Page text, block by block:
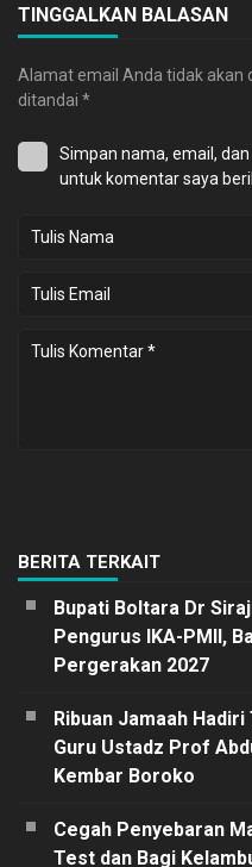
TINGGALKAN BALASAN
Alamat email Anda tidak akan
ditandai *
Simpan nama, email,
untuk komentar saya
BERITA TERKAIT
Bupati Boltara Dr
Pengurus IKA-PMII,
Pergerakan 2027
Ribuan Jamaah
Guru Ustadz Prof
Kembar Boroko
Cegah Penyebaran
Test dan Bagi